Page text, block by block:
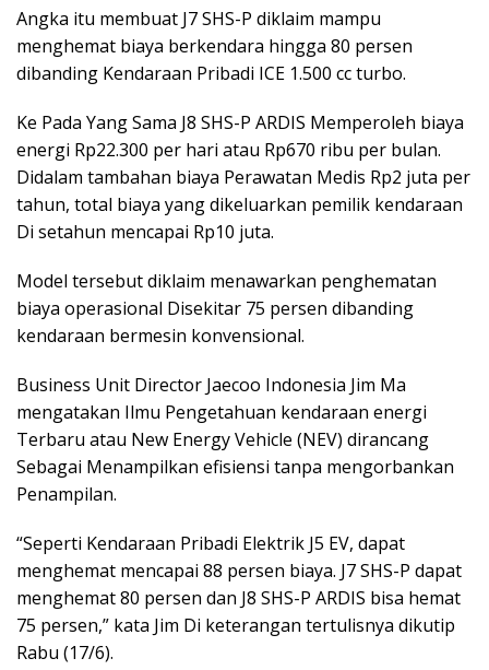
Angka itu membuat J7 SHS-P diklaim mampu
menghemat biaya berkendara hingga 80 persen
dibanding Kendaraan Pribadi ICE 1.500 cc turbo.
Ke Pada Yang Sama J8 SHS-P ARDIS Memperoleh biaya
energi Rp22.300 per hari atau Rp670 ribu per bulan.
Didalam tambahan biaya Perawatan Medis Rp2 juta per
tahun, total biaya yang dikeluarkan pemilik kendaraan
Di setahun mencapai Rp10 juta.
Model tersebut diklaim menawarkan penghematan
biaya operasional Disekitar 75 persen dibanding
kendaraan bermesin konvensional.
Business Unit Director Jaecoo Indonesia Jim Ma
mengatakan Ilmu Pengetahuan kendaraan energi
Terbaru atau New Energy Vehicle (NEV) dirancang
Sebagai Menampilkan efisiensi tanpa mengorbankan
Penampilan.
“Seperti Kendaraan Pribadi Elektrik J5 EV, dapat
menghemat mencapai 88 persen biaya. J7 SHS-P dapat
menghemat 80 persen dan J8 SHS-P ARDIS bisa hemat
75 persen,” kata Jim Di keterangan tertulisnya dikutip
Rabu (17/6).